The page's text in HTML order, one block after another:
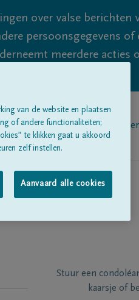
over valse berichten
persoonsgegevens
meerdere acties
Over ons
Stuur een
kaarsje of
van de website en plaatsen
of andere functionaliteiten;
te klikken gaat u akkoord
zelf instellen.
Aanvaard alle cookies